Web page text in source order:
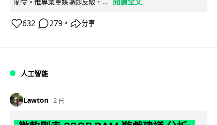
632 279 ↗ 分享
人工智能
Lawton 2 日